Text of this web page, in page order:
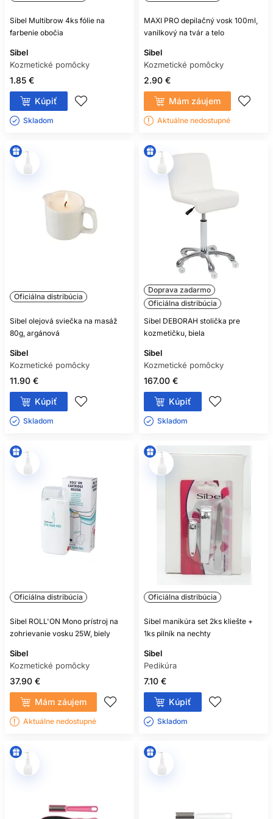
Sibel Multibrow 4ks fólie na
farbenie obočia
Sibel
Kozmetické pomôcky
1.85 €
Kúpiť
Skladom ㅤ
MAXI PRO depilačný vosk 100ml,
vanilkový na tvár a telo
Sibel
Kozmetické pomôcky
2.90 €
Mám záujem
Aktuálne nedostupné
Oficiálna distribúcia
Sibel olejová sviečka na masáž
80g, argánová
Sibel
Kozmetické pomôcky
11.90 €
Kúpiť
Skladom ㅤ
Doprava zadarmo
Oficiálna distribúcia
Sibel DEBORAH stolička pre
kozmetičku, biela
Sibel
Kozmetické pomôcky
167.00 €
Kúpiť
Skladom ㅤ
Oficiálna distribúcia
Sibel ROLL'ON Mono prístroj na
zohrievanie vosku 25W, biely
Sibel
Kozmetické pomôcky
37.90 €
Mám záujem
Aktuálne nedostupné
Oficiálna distribúcia
Sibel manikúra set 2ks kliešte +
1ks pilník na nechty
Sibel
Pedikúra
7.10 €
Kúpiť
Skladom ㅤ